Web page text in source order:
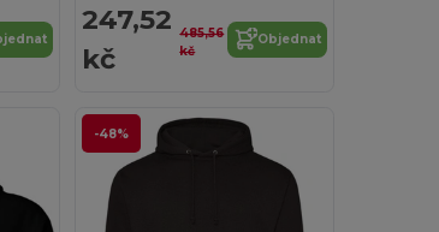
247,52
kč
485,56
kč
Objednat
-48%